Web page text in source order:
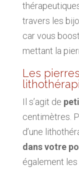
travers les
car vous
mettant la
Les
Il s’agit de
centimètres.
d’une
dans votre
également